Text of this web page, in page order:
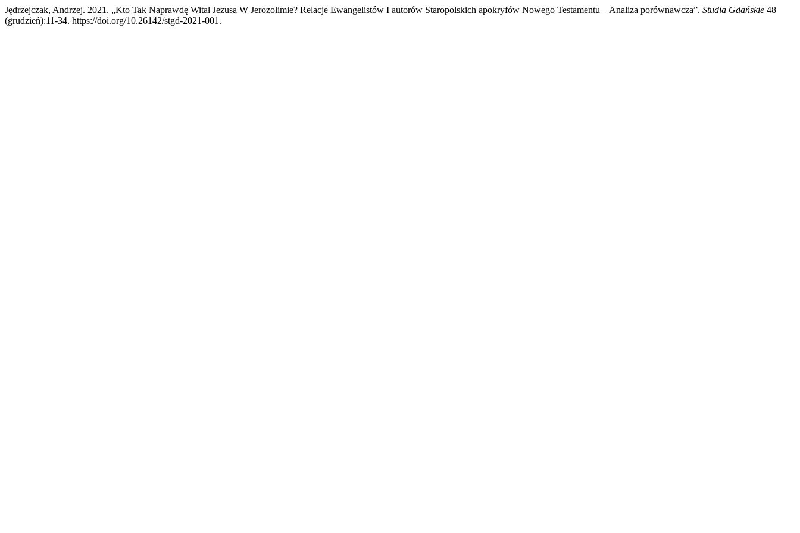
Jędrzejczak, Andrzej. 2021. „Kto Tak Naprawdę Witał Jezusa W Jerozolimie? Relacje Ewangelistów I autorów Staropolskich apokryfów Nowego Testamentu – Analiza porównawcza”. Studia Gdańskie 48
(grudzień):11-34. https://doi.org/10.26142/stgd-2021-001.